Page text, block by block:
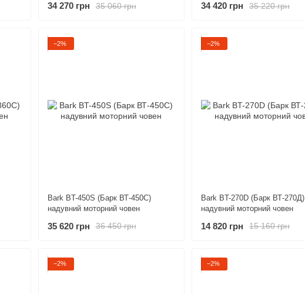
35 060 грн
34 270 грн 35 220 грн
34 420 грн
−2%
Bark BT-450S (Барк ВТ-450С)
надувний моторний човен
36 450 грн
35 620 грн
−2%
Bark BT-270D (Барк ВТ-270Д)
надувний моторний човен
15 160 грн
14 820 грн
−2% −2%